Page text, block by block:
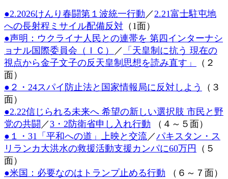
新
日
時
●2.2026けんり春闘第１波統一行動 ／ 2.21富士駐屯地
への長射程ミサイル配備反対 （1面）
●声明：ウクライナ人民との連帯を 第四インターナシ
ョナル国際委員会（ＩＣ）
／
「天皇制に抗う 現在の
視点から金子文子の反天皇制思想を読み直す」
（２
面）
●２・24スパイ防止法と国家情報局に反対しよう
（３
面）
●2.22信じられる未来へ 希望の新しい選択肢 市民と野
党の共闘 ／3・2防衛省申し入れ行動 （４～５面）
●１・31「平和への道」上映と交流 ／パキスタン・ス
リランカ大洪水の救援活動支援カンパに60万円 （５
面）
●米国：必要なのはトランプ止める行動 （６～７面）